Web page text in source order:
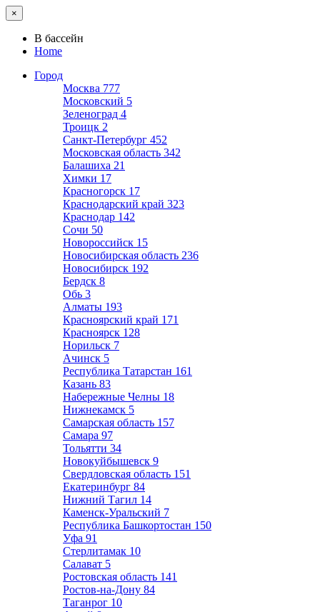
×
В бассейн
Home
Город
Москва 777
Московский 5
Зеленоград 4
Троицк 2
Санкт-Петербург 452
Московская область 342
Балашиха 21
Химки 17
Красногорск 17
Краснодарский край 323
Краснодар 142
Сочи 50
Новороссийск 15
Новосибирская область 236
Новосибирск 192
Бердск 8
Обь 3
Алматы 193
Красноярский край 171
Красноярск 128
Норильск 7
Ачинск 5
Республика Татарстан 161
Казань 83
Набережные Челны 18
Нижнекамск 5
Самарская область 157
Самара 97
Тольятти 34
Новокуйбышевск 9
Свердловская область 151
Екатеринбург 84
Нижний Тагил 14
Каменск-Уральский 7
Республика Башкортостан 150
Уфа 91
Стерлитамак 10
Салават 5
Ростовская область 141
Ростов-на-Дону 84
Таганрог 10